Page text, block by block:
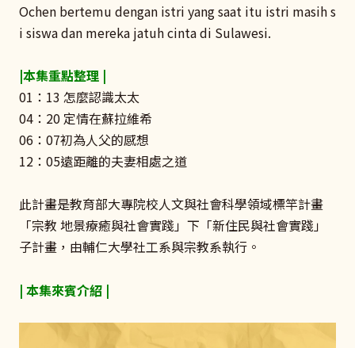
Ochen bertemu dengan istri yang saat itu istri masih s
i siswa dan mereka jatuh cinta di Sulawesi.
|本集重點整理 |
01：13 怎麼認識太太
04：20 定情在蘇拉維希
06：07初為人父的感想
12：05遠距離的夫妻相處之道
此計畫是教育部大專院校人文與社會科學領域標竿計畫
「宗教 地景療癒與社會實踐」下「新住民與社會實踐」
子計畫，由輔仁大學社工系與宗教系執行。
| 本集來賓介紹 |